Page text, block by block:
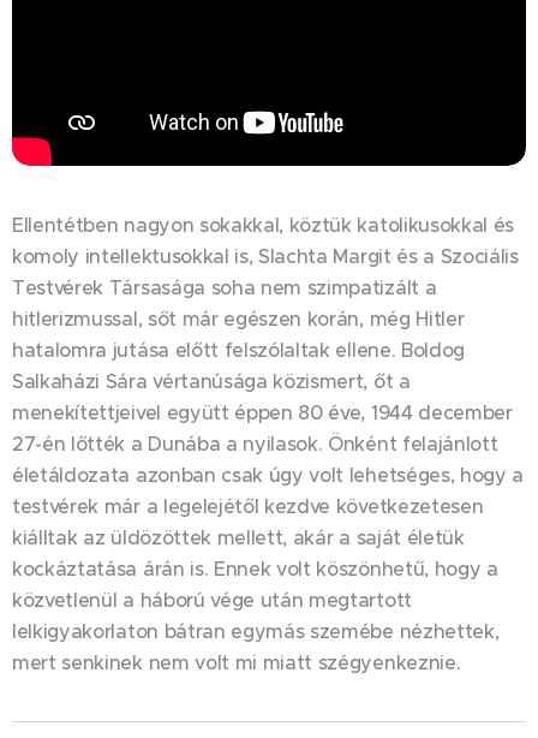
Ellentétben nagyon sokakkal, köztük katolikusokkal és
komoly intellektusokkal is, Slachta Margit és a Szociális
Testvérek Társasága soha nem szimpatizált a
hitlerizmussal, sőt már egészen korán, még Hitler
hatalomra jutása előtt felszólaltak ellene. Boldog
Salkaházi Sára vértanúsága közismert, őt a
menekítettjeivel együtt éppen 80 éve, 1944 december
27-én lőtték a Dunába a nyilasok. Önként felajánlott
életáldozata azonban csak úgy volt lehetséges, hogy a
testvérek már a legelejétől kezdve következetesen
kiálltak az üldözöttek mellett, akár a saját életük
kockáztatása árán is. Ennek volt köszönhetű, hogy a
közvetlenül a háború vége után megtartott
lelkigyakorlaton bátran egymás szemébe nézhettek,
mert senkinek nem volt mi miatt szégyenkeznie.